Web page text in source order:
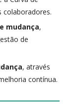
colaboradores.
mudança,
de
, através
contínua.